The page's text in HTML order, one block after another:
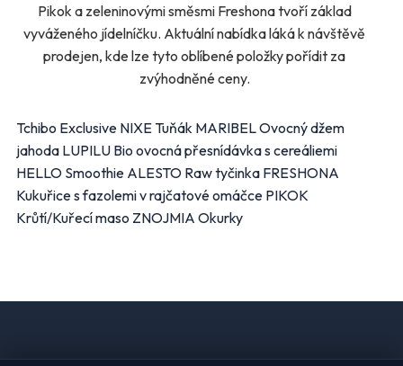
Pikok a zeleninovými směsmi Freshona tvoří základ
vyváženého jídelníčku. Aktuální nabídka láká k návštěvě
prodejen, kde lze tyto oblíbené položky pořídit za
zvýhodněné ceny.
Tchibo Exclusive NIXE Tuňák MARIBEL Ovocný džem
jahoda LUPILU Bio ovocná přesnídávka s cereáliemi
HELLO Smoothie ALESTO Raw tyčinka FRESHONA
Kukuřice s fazolemi v rajčatové omáčce PIKOK
Krůtí/Kuřecí maso ZNOJMIA Okurky